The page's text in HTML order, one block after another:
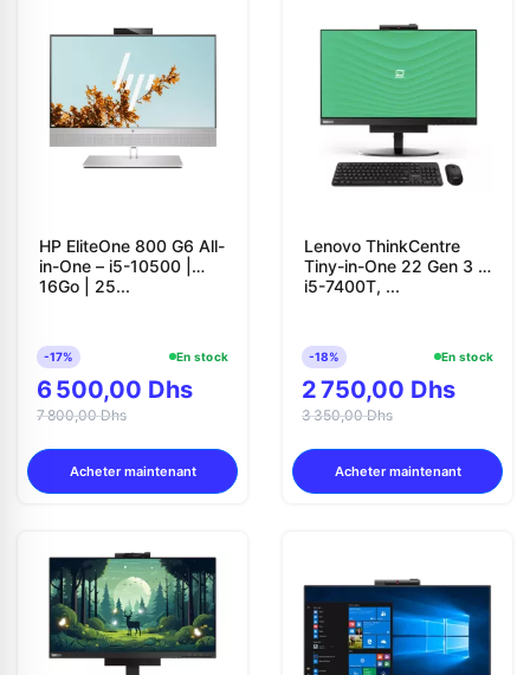
HP EliteOne 800 G6 All-
in-One – i5-10500 |
16Go | 25...
-17% En stock
6 500,00 Dhs
7 800,00 Dhs
Acheter maintenant
Lenovo ThinkCentre
Tiny-in-One 22 Gen 3 –
i5-7400T, ...
-18% En stock
2 750,00 Dhs
3 350,00 Dhs
Acheter maintenant